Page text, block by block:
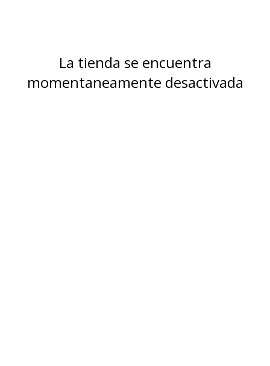
La tienda se encuentra
momentaneamente desactivada